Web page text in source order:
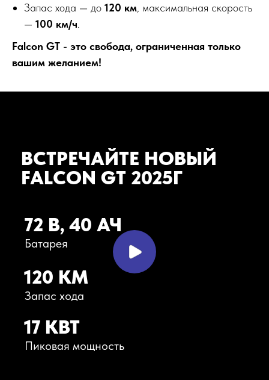
Запас хода — до 120 км, максимальная скорость
— 100 км/ч
Falcon GT - это свобода, ограниченная только
вашим желанием!
120 КМ
17 КВТ
Пиковая мощность
ВСТРЕЧАЙТЕ НОВЫЙ
FALCON GT 2025Г
72 В, 40 АЧ
Батарея
Запас хода